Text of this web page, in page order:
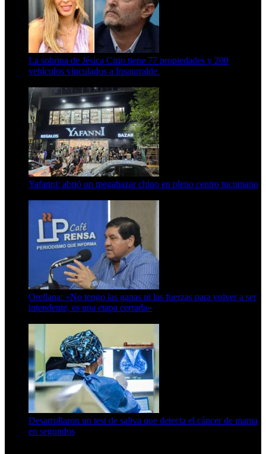
La sobrina de Jésica Cirio tiene 77 propiedades y 200
vehículos vinculados a Insaurralde.
Yafanni: abrió un megabazar chino en pleno centro tucumano
Orellana: «No tengo las ganas ni las fuerzas para volver a ser
intendente, es una etapa cerrada»
Desarrollaron un test de saliva que detecta el cáncer de mama
en segundos